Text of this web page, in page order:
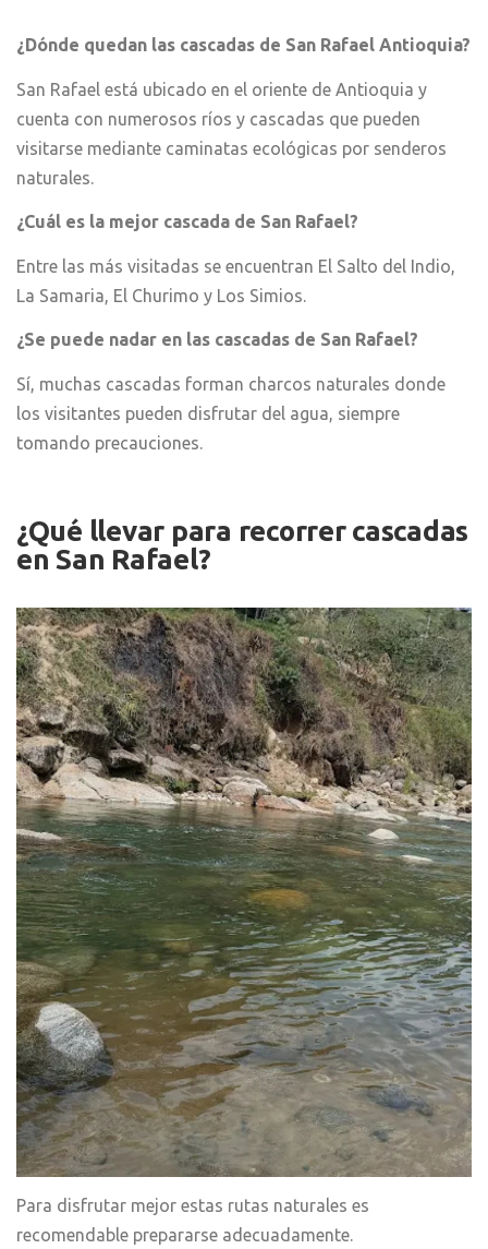
¿Dónde quedan las cascadas de San Rafael Antioquia?
San Rafael está ubicado en el oriente de Antioquia y
cuenta con numerosos ríos y cascadas que pueden
visitarse mediante caminatas ecológicas por senderos
naturales.
¿Cuál es la mejor cascada de San Rafael?
Entre las más visitadas se encuentran El Salto del Indio,
La Samaria, El Churimo y Los Simios.
¿Se puede nadar en las cascadas de San Rafael?
Sí, muchas cascadas forman charcos naturales donde
los visitantes pueden disfrutar del agua, siempre
tomando precauciones.
¿Qué llevar para recorrer cascadas
en San Rafael?
Para disfrutar mejor estas rutas naturales es
recomendable prepararse adecuadamente.